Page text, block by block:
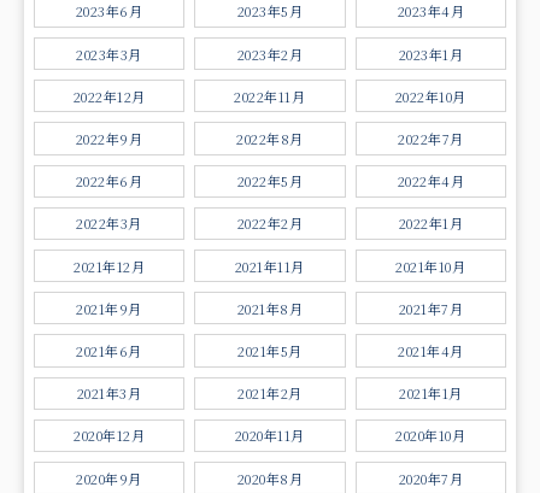
2023年6月 2023年5月 2023年4月
2023年3月 2023年2月 2023年1月
2022年12月 2022年11月 2022年10月
2022年9月 2022年8月 2022年7月
2022年6月 2022年5月 2022年4月
2022年3月 2022年2月 2022年1月
2021年12月 2021年11月 2021年10月
2021年9月 2021年8月 2021年7月
2021年6月 2021年5月 2021年4月
2021年3月 2021年2月 2021年1月
2020年12月 2020年11月 2020年10月
2020年9月 2020年8月 2020年7月